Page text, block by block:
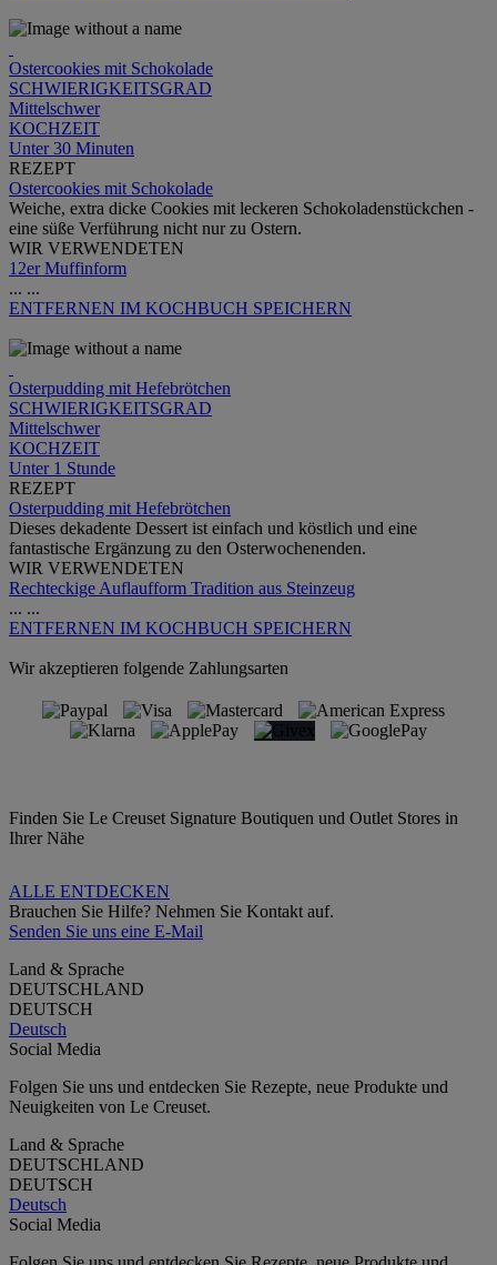
Ostercookies mit Schokolade
SCHWIERIGKEITSGRAD
Mittelschwer
KOCHZEIT
Unter 30 Minuten
REZEPT
Ostercookies mit Schokolade
Weiche, extra dicke Cookies mit leckeren Schokoladenstückchen -
eine süße Verführung nicht nur zu Ostern.
WIR VERWENDETEN
12er Muffinform
... ...
ENTFERNEN IM KOCHBUCH SPEICHERN
Osterpudding mit Hefebrötchen
SCHWIERIGKEITSGRAD
Mittelschwer
KOCHZEIT
Unter 1 Stunde
REZEPT
Osterpudding mit Hefebrötchen
Dieses dekadente Dessert ist einfach und köstlich und eine
fantastische Ergänzung zu den Osterwochenenden.
WIR VERWENDETEN
Rechteckige Auflaufform Tradition aus Steinzeug
... ...
ENTFERNEN IM KOCHBUCH SPEICHERN
Wir akzeptieren folgende Zahlungsarten
Finden Sie Le Creuset Signature Boutiquen und Outlet Stores in
Ihrer Nähe
ALLE ENTDECKEN
Brauchen Sie Hilfe? Nehmen Sie Kontakt auf.
Senden Sie uns eine E-Mail
Land & Sprache
DEUTSCHLAND
DEUTSCH
Deutsch
Social Media
Folgen Sie uns und entdecken Sie Rezepte, neue Produkte und
Neuigkeiten von Le Creuset.
Land & Sprache
DEUTSCHLAND
DEUTSCH
Deutsch
Social Media